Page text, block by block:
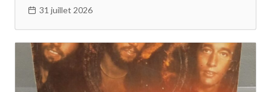
31 juillet 2026